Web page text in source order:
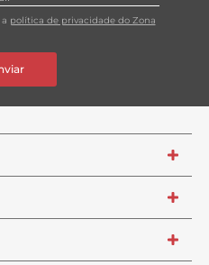
política de privacidade do Zona
+
+
+